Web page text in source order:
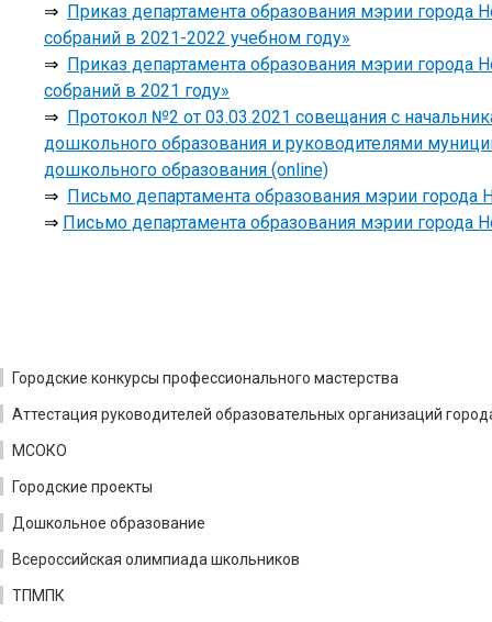
⇒ Приказ департамента образования мэрии города
собраний в 2021-2022 учебном году»
⇒ Приказ департамента образования мэрии города
собраний в 2021 году»
⇒ Протокол №2 от 03.03.2021 совещания с
дошкольного образования и руководителями
дошкольного образования (online)
⇒ Письмо департамента образования мэрии
⇒ Письмо департамента образования мэрии города
Городские конкурсы профессионального мастерства
Аттестация руководителей образовательных организаций
МСОКО
Городские проекты
Дошкольное образование
Всероссийская олимпиада школьников
ТПМПК